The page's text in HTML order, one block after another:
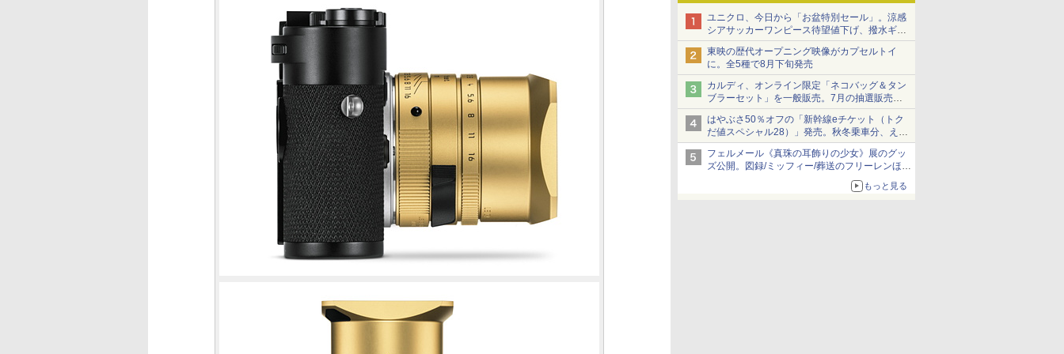
ユニクロ、今日から「お盆特別セール」。涼感
シアサッカーワンピース待望値下げ、撥水ギア
ショーツは1990円に
東映の歴代オープニング映像がカプセルトイ
に。全5種で8月下旬発売
カルディ、オンライン限定「ネコバッグ＆タン
ブラーセット」を一般販売。7月の抽選販売の
当選無効分
はやぶさ50％オフの「新幹線eチケット（トク
だ値スペシャル28）」発売。秋冬乗車分、えき
ねっと限定
フェルメール《真珠の耳飾りの少女》展のグッ
ズ公開。図録/ミッフィー/葬送のフリーレンほ
もっと見る